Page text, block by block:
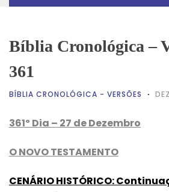
Bíblia Cronológica –
361
BÍBLIA CRONOLÓGICA - VERSÕES
361º Dia – 27 de Dezembro
O NOVO TESTAMENTO
CENÁRIO HISTÓRICO: